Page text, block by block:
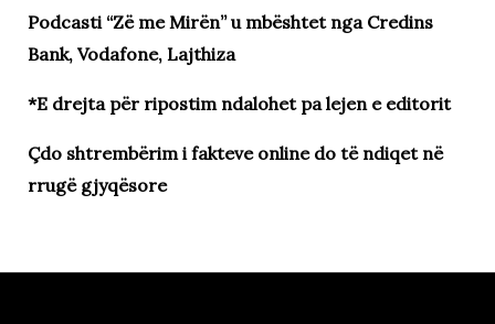
Podcasti “Zë me Mirën” u mbështet nga Credins
Bank, Vodafone, Lajthiza
*E drejta për ripostim ndalohet pa lejen e editorit
Çdo shtrembërim i fakteve online do të ndiqet në
rrugë gjyqësore